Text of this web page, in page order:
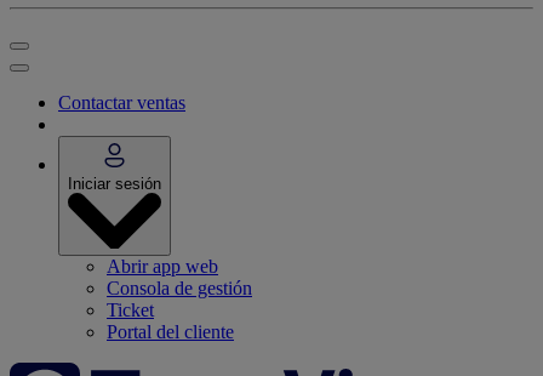
Contactar ventas
Iniciar sesión
Abrir app web
Consola de gestión
Ticket
Portal del cliente